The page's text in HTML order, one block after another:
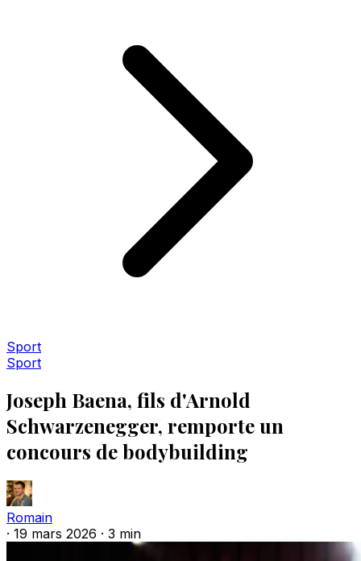
Sport
Sport
Joseph Baena, fils d'Arnold
Schwarzenegger, remporte un
concours de bodybuilding
Romain
· 19 mars 2026 · 3 min